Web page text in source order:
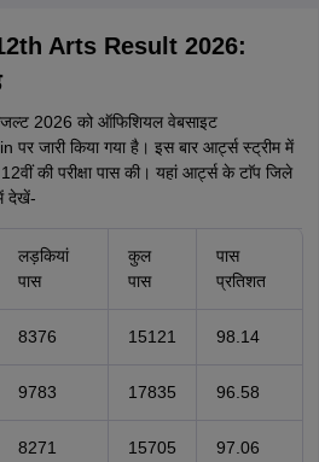
Arts Result 2026:
2026 को ऑफिशियल वेबसाइट
जारी किया गया है। इस बार आर्ट्स स्ट्रीम में
की परीक्षा पास की। यहां आर्ट्स के टाॅप जिले
देखें-
लड़कियां
पास
कुल
पास
पास
प्रतिशत
8376 15121 98.14
9783 17835 96.58
8271 15705 97.06